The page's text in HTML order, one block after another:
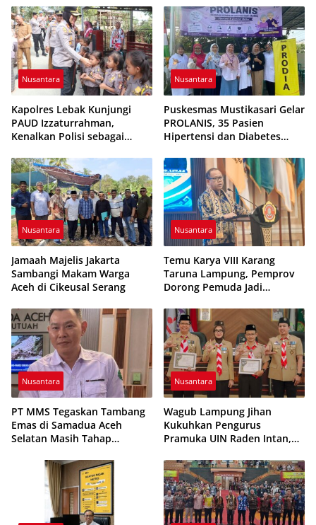
Nusantara
Kapolres Lebak Kunjungi
PAUD Izzaturrahman,
Kenalkan Polisi sebagai
Nusantara
Puskesmas Mustikasari Gelar
PROLANIS, 35 Pasien
Hipertensi dan Diabetes
Nusantara
Jamaah Majelis Jakarta
Sambangi Makam Warga
Aceh di Cikeusal Serang
Nusantara
Temu Karya VIII Karang
Taruna Lampung, Pemprov
Dorong Pemuda Jadi
Nusantara
PT MMS Tegaskan Tambang
Emas di Samadua Aceh
Selatan Masih Tahap
Nusantara
Wagub Lampung Jihan
Kukuhkan Pengurus
Pramuka UIN Raden Intan,
Karakter Generasi Muda